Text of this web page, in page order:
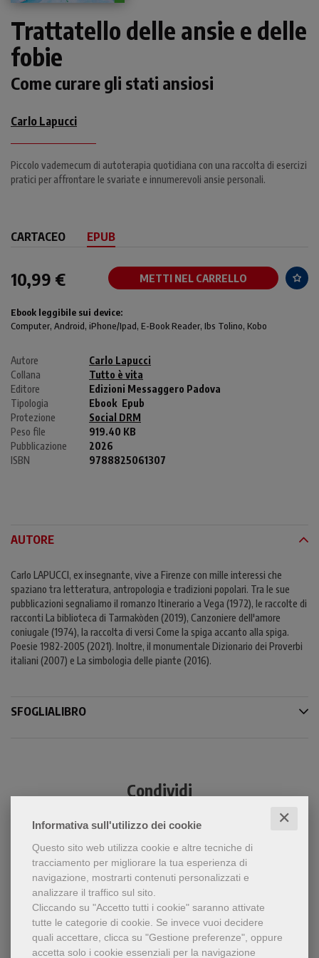
Informativa sull'utilizzo dei cookie ✕
Questo sito web utilizza cookie e altre tecniche di
tracciamento per migliorare la tua esperienza di
navigazione, mostrarti contenuti personalizzati e
analizzare il traffico sul sito.
Cliccando su "Accetto tutti i cookie" saranno attivate
tutte le categorie di cookie. Se invece vuoi decidere
quali accettare, clicca su "Gestione preferenze", oppure
accetta solo i cookie essenziali per la navigazione
Trattatello delle ansie e delle
fobie
Come curare gli stati ansiosi
Carlo Lapucci
Piccolo vademecum di autoterapia quotidiana con una raccolta di esercizi
pratici per affrontare le svariate e innumerevoli ansie personali.
CARTACEO EPUB
10,99 € METTI NEL CARRELLO
Ebook leggibile sui device:
Computer, Android, iPhone/Ipad, E-Book Reader, Ibs Tolino, Kobo
Autore
Carlo Lapucci
Collana
Tutto è vita
Editore
Edizioni Messaggero Padova
Tipologia
Ebook Epub
Protezione
Social DRM
Peso file
919.40 KB
Pubblicazione
2026
ISBN
9788825061307
AUTORE
Carlo LAPUCCI, ex insegnante, vive a Firenze con mille interessi che
spaziano tra letteratura, antropologia e tradizioni popolari. Tra le sue
pubblicazioni segnaliamo il romanzo Itinerario a Vega (1972), le raccolte di
racconti La biblioteca di Tarmakòden (2019), Canzoniere dell'amore
coniugale (1974), la raccolta di versi Come la spiga accanto alla spiga.
Poesie 1982-2005 (2021). Inoltre, il monumentale Dizionario dei Proverbi
italiani (2007) e La simbologia delle piante (2016).
SFOGLIALIBRO
Condividi
Dello stesso autore